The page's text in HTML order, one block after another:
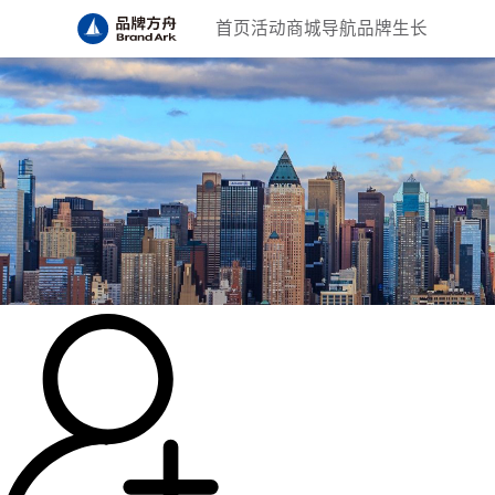
首页 活动商城导航品牌生长